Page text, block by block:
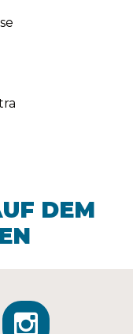
DEM